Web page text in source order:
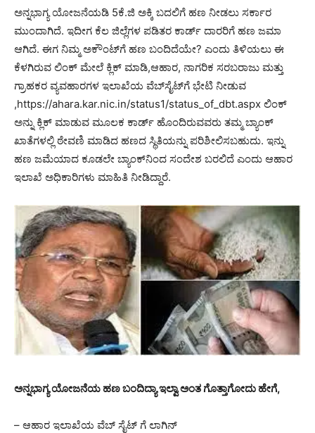
ಅನ್ನಭಾಗ್ಯ ಯೋಜನೆಯಡಿ 5ಕೆ.ಜಿ ಅಕ್ಕಿ ಬದಲಿಗೆ ಹಣ ನೀಡಲು ಸರ್ಕಾರ
ಮುಂದಾಗಿದೆ. ಇದೀಗ ಕೆಲ ಜಿಲ್ಲೆಗಳ ಪಡಿತರ ಕಾರ್ಡ್ ದಾರರಿಗೆ ಹಣ ಜಮಾ
ಆಗಿದೆ. ಈಗ ನಿಮ್ಮ ಅಕೌಂಟ್‌ಗೆ ಹಣ ಬಂದಿದೆಯೇ? ಎಂದು ತಿಳಿಯಲು ಈ
ಕೆಳಗಿರುವ ಲಿಂಕ್ ಮೇಲೆ ಕ್ಲಿಕ್ ಮಾಡಿ,ಆಹಾರ, ನಾಗರಿಕ ಸರಬರಾಜು ಮತ್ತು
ಗ್ರಾಹಕರ ವ್ಯವಹಾರಗಳ ಇಲಾಖೆಯ ವೆಬ್‌ಸೈಟ್‌ಗೆ ಭೇಟಿ ನೀಡುವ
,https://ahara.kar.nic.in/status1/status_of_dbt.aspx ಲಿಂಕ್
ಅನ್ನು ಕ್ಲಿಕ್ ಮಾಡುವ ಮೂಲಕ ಕಾರ್ಡ್ ಹೊಂದಿರುವವರು ತಮ್ಮ ಬ್ಯಾಂಕ್
ಖಾತೆಗಳಲ್ಲಿ ಠೇವಣಿ ಮಾಡಿದ ಹಣದ ಸ್ಥಿತಿಯನ್ನು ಪರಿಶೀಲಿಸಬಹುದು. ಇನ್ನು
ಹಣ ಜಮೆಯಾದ ಕೂಡಲೇ ಬ್ಯಾಂಕ್‌ನಿಂದ ಸಂದೇಶ ಬರಲಿದೆ ಎಂದು ಆಹಾರ
ಇಲಾಖೆ ಅಧಿಕಾರಿಗಳು ಮಾಹಿತಿ ನೀಡಿದ್ದಾರೆ.
ಅನ್ನಭಾಗ್ಯ ಯೋಜನೆಯ ಹಣ ಬಂದಿದ್ಯಾ ಇಲ್ವಾ ಅಂತ ಗೊತ್ತಾಗೋದು ಹೇಗೆ,
– ಆಹಾರ ಇಲಾಖೆಯ ವೆಬ್ ಸೈಟ್ ಗೆ ಲಾಗಿನ್